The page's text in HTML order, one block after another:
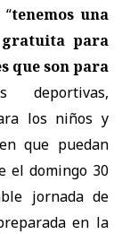
tenemos una
para
que son para
deportivas,
los niños y
que puedan
el domingo 30
jornada de
en la